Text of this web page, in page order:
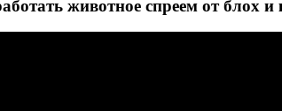
животное спреем от блох и